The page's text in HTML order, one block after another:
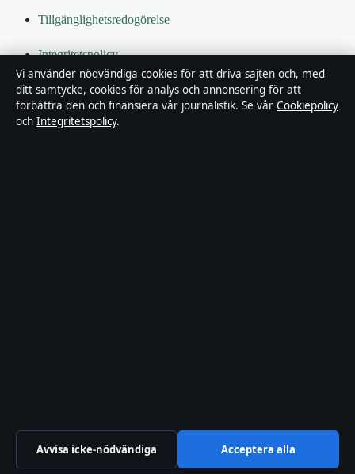
Tillgänglighetsredogörelse
Integritetspolicy
Kändisar & integritet
Om Bakom kulisserna i korthet
Vi använder nödvändiga cookies för att driva sajten och, med
ditt samtycke, cookies för analys och annonsering för att
förbättra den och finansiera vår journalistik. Se vår Cookiepolicy
och Integritetspolicy.
Avvisa icke-nödvändiga Acceptera alla